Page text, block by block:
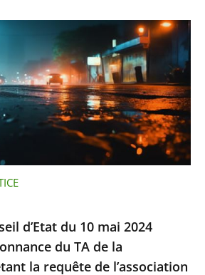
d’Etat du 10 mai 2024
du TA de la
la requête de l’association